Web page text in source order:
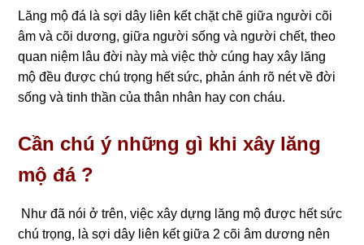
Lăng mộ đá là sợi dây liên kết chặt chẽ giữa người cõi
âm và cõi dương, giữa người sống và người chết, theo
quan niệm lâu đời này mà việc thờ cúng hay xây lăng
mộ đều được chú trọng hết sức, phản ánh rõ nét về đời
sống và tinh thần của thân nhân hay con cháu.
Cần chú ý những gì khi xây lăng
mộ đá ?
Như đã nói ở trên, việc xây dựng lăng mộ được hết sức
chú trọng, là sợi dây liên kết giữa 2 cõi âm dương nên